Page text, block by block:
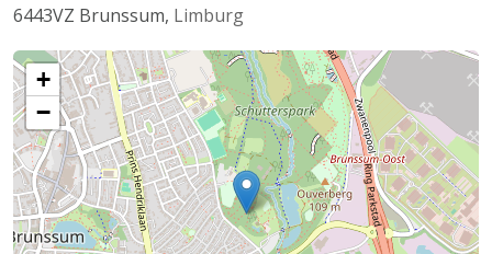
6443VZ Brunssum, Limburg
+
−